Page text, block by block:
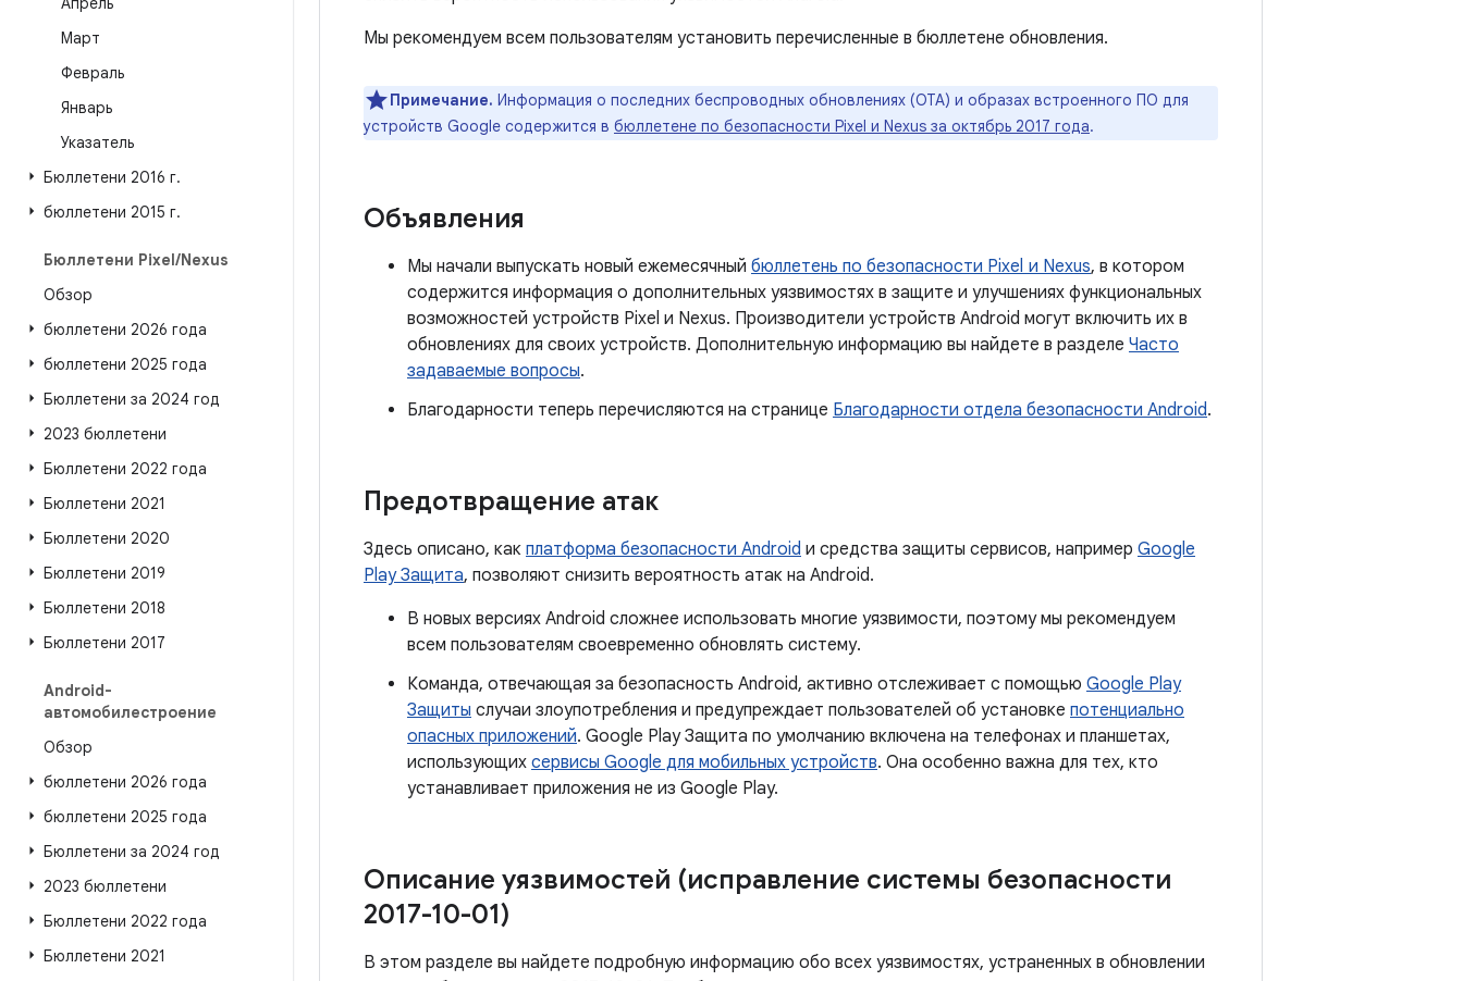
Март
Февраль
Январь
Указатель
Бюллетени 2016 г.
бюллетени 2015 г.
Бюллетени Pixel/Nexus
Обзор
бюллетени 2026 года
бюллетени 2025 года
Бюллетени за 2024 год
2023 бюллетени
Бюллетени 2022 года
Бюллетени 2021
Бюллетени 2020
Бюллетени 2019
Бюллетени 2018
Бюллетени 2017
Android-
автомобилестроение
Обзор
бюллетени 2026 года
бюллетени 2025 года
Бюллетени за 2024 год
2023 бюллетени
Бюллетени 2022 года
Бюллетени 2021
Мы рекомендуем всем пользователям установить перечисленные в бюллетене обновления.
Примечание. Информация о последних беспроводных обновлениях (OTA) и образах встроенного ПО для
устройств Google содержится в бюллетене по безопасности Pixel и Nexus за октябрь 2017 года.
Объявления
Мы начали выпускать новый ежемесячный бюллетень по безопасности Pixel и Nexus, в котором
содержится информация о дополнительных уязвимостях в защите и улучшениях функциональных
возможностей устройств Pixel и Nexus. Производители устройств Android могут включить их в
обновлениях для своих устройств. Дополнительную информацию вы найдете в разделе Часто
задаваемые вопросы.
Благодарности теперь перечисляются на странице Благодарности отдела безопасности Android.
Предотвращение атак
Здесь описано, как платформа безопасности Android и средства защиты сервисов, например Google
Play Защита, позволяют снизить вероятность атак на Android.
В новых версиях Android сложнее использовать многие уязвимости, поэтому мы рекомендуем
всем пользователям своевременно обновлять систему.
Команда, отвечающая за безопасность Android, активно отслеживает с помощью Google Play
Защиты случаи злоупотребления и предупреждает пользователей об установке потенциально
опасных приложений. Google Play Защита по умолчанию включена на телефонах и планшетах,
использующих сервисы Google для мобильных устройств. Она особенно важна для тех, кто
устанавливает приложения не из Google Play.
Описание уязвимостей (исправление системы безопасности
2017-10-01)
В этом разделе вы найдете подробную информацию обо всех уязвимостях, устраненных в обновлении